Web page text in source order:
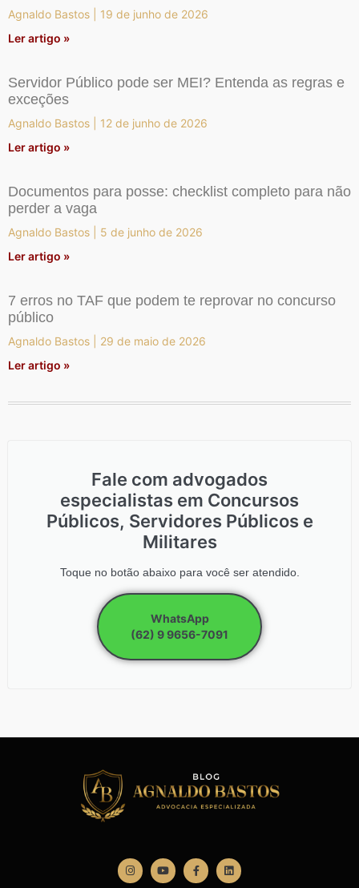
Agnaldo Bastos
19 de junho de 2026
Ler artigo »
Servidor Público pode ser MEI? Entenda as regras e
exceções
Agnaldo Bastos
12 de junho de 2026
Ler artigo »
Documentos para posse: checklist completo para não
perder a vaga
Agnaldo Bastos
5 de junho de 2026
Ler artigo »
7 erros no TAF que podem te reprovar no concurso
público
Agnaldo Bastos
29 de maio de 2026
Ler artigo »
Fale com advogados
especialistas em Concursos
Públicos, Servidores Públicos e
Militares
Toque no botão abaixo para você ser atendido.
WhatsApp
(62) 9 9656-7091